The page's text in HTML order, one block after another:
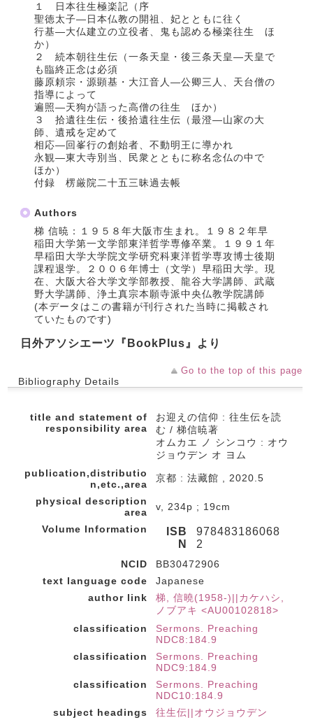
１ 日本往生極楽記（序
聖徳太子―日本仏教の開祖、妃とともに往く
行基―大仏建立の立役者、鬼も認める極楽往生 ほ
か）
２ 続本朝往生伝（一条天皇・後三条天皇―天皇で
も臨終正念は必須
藤原頼宗・源顕基・大江音人―公卿三人、天台僧の
指導によって
遍照―天狗が語った高僧の往生 ほか）
３ 拾遺往生伝・後拾遺往生伝（最澄―山家の大
師、遺戒を定めて
相応―回峯行の創始者、不動明王に導かれ
永観―東大寺別当、民衆とともに称名念仏の中で
ほか）
付録 楞厳院二十五三昧過去帳
Authors
梯 信暁：１９５８年大阪市生まれ。１９８２年早
稲田大学第一文学部東洋哲学専修卒業。１９９１年
早稲田大学大学院文学研究科東洋哲学専攻博士後期
課程退学。２００６年博士（文学）早稲田大学。現
在、大阪大谷大学文学部教授、龍谷大学講師、武蔵
野大学講師、浄土真宗本願寺派中央仏教学院講師
(本データはこの書籍が刊行された当時に掲載され
ていたものです)
日外アソシエーツ『BookPlus』より
Go to the top of this page
Bibliography Details
title and statement of
responsibility area
お迎えの信仰 : 往生伝を読
む / 梯信暁著
オムカエ ノ シンコウ : オウ
ジョウデン オ ヨム
publication,distributio
n,etc.,area
京都 : 法藏館 , 2020.5
physical description
area
v, 234p ; 19cm
Volume Information
ISB
N
978483186068
2
NCID
BB30472906
text language code
Japanese
author link
梯, 信曉(1958-)||カケハシ,
ノブアキ <AU00102818>
classification
Sermons. Preaching
NDC8:184.9
classification
Sermons. Preaching
NDC9:184.9
classification
Sermons. Preaching
NDC10:184.9
subject headings
往生伝||オウジョウデン